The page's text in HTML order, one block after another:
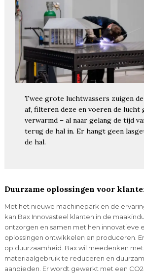
Twee grote luchtwassers zuigen
af, filteren deze en voeren de lucht
verwarmd – al naar gelang de tijd
terug de hal in. Er hangt geen
de hal.
Duurzame oplossingen voor
Met het nieuwe machinepark en de
kan Bax Innovasteel klanten in de
ontzorgen en samen met hen innovatieve
oplossingen ontwikkelen en produceren.
op duurzaamheid. Bax wil meedenken
materiaalgebruik te reduceren en
aanbieden. Er wordt gewerkt met een